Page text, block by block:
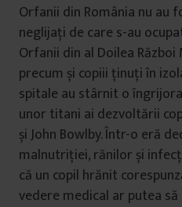
Orfanii din România nu au
neglijați de care s-au
Orfanii din al Doilea
precum și copiii ținuți în
spitale au stârnit o
unor titani ai dezvoltării
și John Bowlby. Într-o eră
malnutriției, rănilor și
că un copil hrănit
vedere medical ar putea